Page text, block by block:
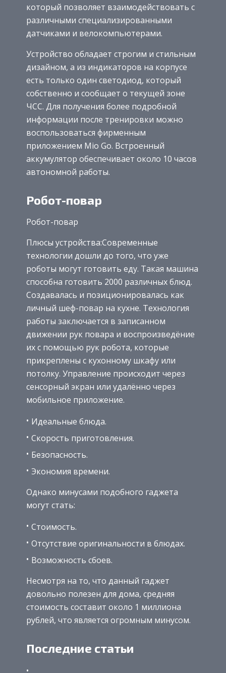
который позволяет взаимодействовать с
различными специализированными
датчиками и велокомпьютерами.
Устройство обладает строгим и стильным
дизайном, а из индикаторов на корпусе
есть только один светодиод, который
собственно и сообщает о текущей зоне
ЧСС. Для получения более подробной
информации после тренировки можно
воспользоваться фирменным
приложением Mio Go. Встроенный
аккумулятор обеспечивает около 10 часов
автономной работы.
Робот-повар
Робот-повар
Плюсы устройства:Современные
технологии дошли до того, что уже
роботы могут готовить еду. Такая машина
способна готовить 2000 различных блюд.
Создавалась и позиционировалась как
личный шеф-повар на кухне. Технология
работы заключается в записанном
движении рук повара и воспроизведёние
их с помощью рук робота, которые
прикреплены с кухонному шкафу или
потолку. Управление происходит через
сенсорный экран или удалённо через
мобильное приложение.
Идеальные блюда.
Скорость приготовления.
Безопасность.
Экономия времени.
Однако минусами подобного гаджета
могут стать:
Стоимость.
Отсутствие оригинальности в блюдах.
Возможность сбоев.
Несмотря на то, что данный гаджет
довольно полезен для дома, средняя
стоимость составит около 1 миллиона
рублей, что является огромным минусом.
Последние статьи